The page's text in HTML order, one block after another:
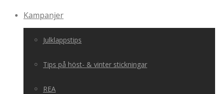
Kampanjer
Julklappstips
Tips på höst- & vinter stickningar
REA